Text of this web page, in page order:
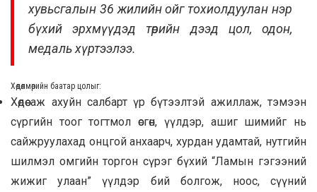
хувьсгалын 36 жилийн ойг тохиолдуулан нэр
бүхий эрхмүүдэд төрийн дээд цол, одон,
медаль хүртээлээ.
Хөдөлмөрийн баатар цолыг:
Хөдөө аж ахуйн салбарт үр бүтээлтэй ажиллаж, тэмээн
сүргийн тоог тогтмол өсгөн, үүлдэр, ашиг шимийг нь
сайжруулахад онцгой анхаарч, хурдан удамтай, нутгийн
шилмэл омгийн торгон сүрэг бүхий “Ламын гэгээний
жижиг улаан” үүлдэр бий болгож, ноос, сүүний